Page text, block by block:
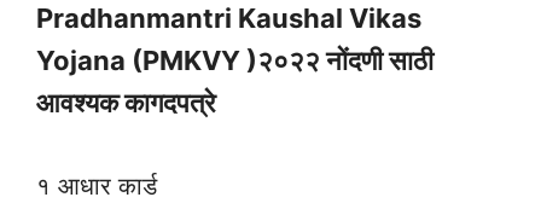
Pradhanmantri Kaushal Vikas
Yojana (PMKVY )२०२२ नोंदणी साठी
आवश्यक कागदपत्रे
१ आधार कार्ड